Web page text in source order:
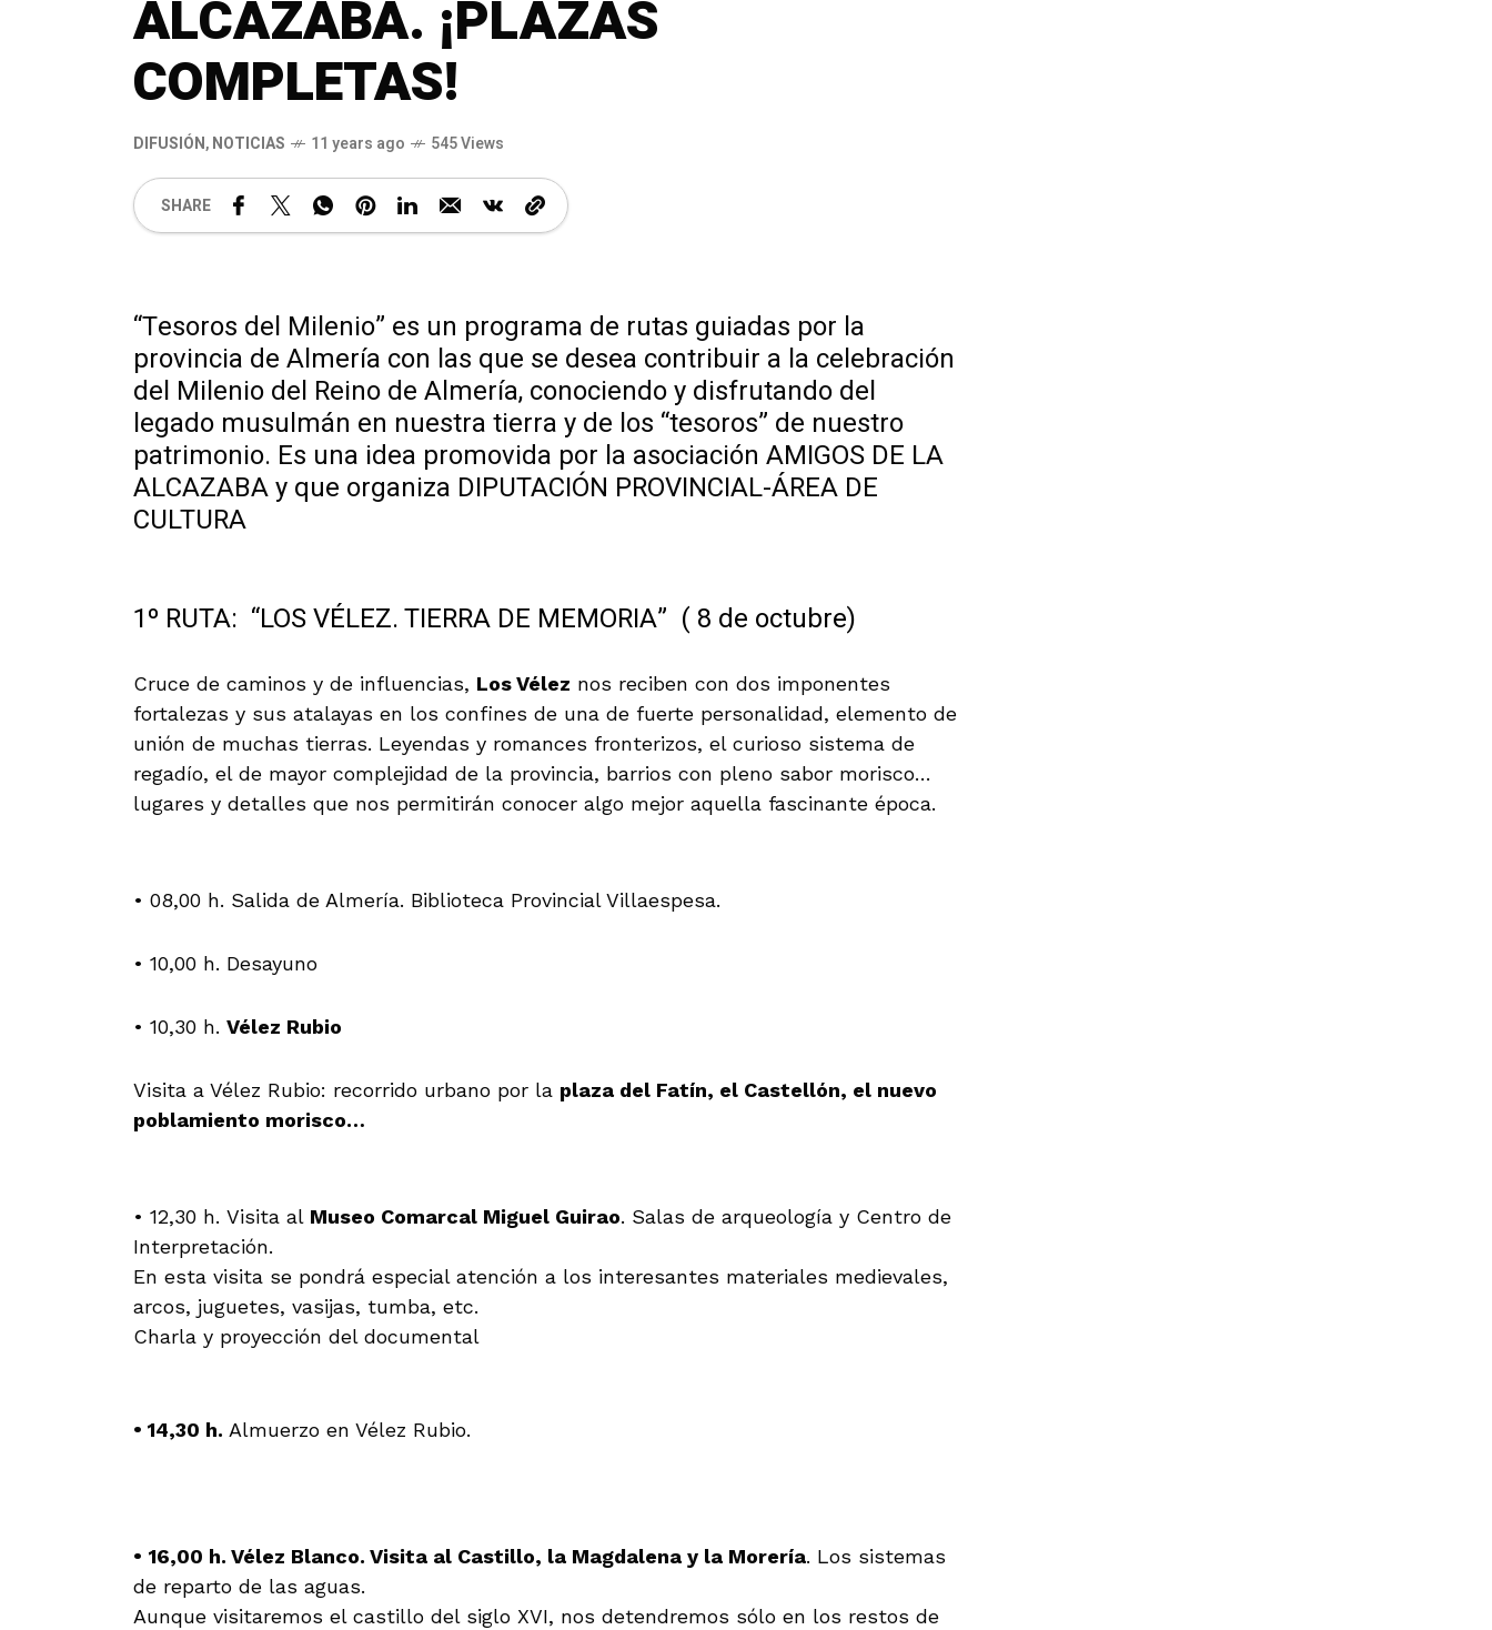
ALCAZABA. ¡PLAZAS
COMPLETAS!
DIFUSIÓN,NOTICIAS 11 years ago 545 Views
SHARE
“Tesoros del Milenio” es un programa de rutas guiadas por la
provincia de Almería con las que se desea contribuir a la celebración
del Milenio del Reino de Almería, conociendo y disfrutando del
legado musulmán en nuestra tierra y de los “tesoros” de nuestro
patrimonio. Es una idea promovida por la asociación AMIGOS DE LA
ALCAZABA y que organiza DIPUTACIÓN PROVINCIAL-ÁREA DE
CULTURA
1º RUTA: “LOS VÉLEZ. TIERRA DE MEMORIA” ( 8 de octubre)
Cruce de caminos y de influencias, Los Vélez nos reciben con dos imponentes
fortalezas y sus atalayas en los confines de una de fuerte personalidad, elemento de
unión de muchas tierras. Leyendas y romances fronterizos, el curioso sistema de
regadío, el de mayor complejidad de la provincia, barrios con pleno sabor morisco…
lugares y detalles que nos permitirán conocer algo mejor aquella fascinante época.
• 08,00 h. Salida de Almería. Biblioteca Provincial Villaespesa.
• 10,00 h. Desayuno
• 10,30 h. Vélez Rubio
Visita a Vélez Rubio: recorrido urbano por la plaza del Fatín, el Castellón, el nuevo
poblamiento morisco…
• 12,30 h. Visita al Museo Comarcal Miguel Guirao. Salas de arqueología y Centro de
Interpretación.
En esta visita se pondrá especial atención a los interesantes materiales medievales,
arcos, juguetes, vasijas, tumba, etc.
Charla y proyección del documental
• 14,30 h. Almuerzo en Vélez Rubio.
• 16,00 h. Vélez Blanco. Visita al Castillo, la Magdalena y la Morería. Los sistemas
de reparto de las aguas.
Aunque visitaremos el castillo del siglo XVI, nos detendremos sólo en los restos de